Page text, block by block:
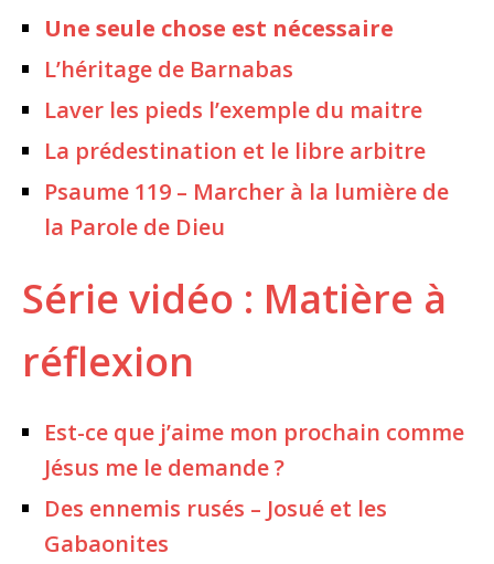
Une seule chose est nécessaire
L’héritage de Barnabas
Laver les pieds l’exemple du maitre
La prédestination et le libre arbitre
Psaume 119 – Marcher à la lumière de
la Parole de Dieu
Série vidéo : Matière à
réflexion
Est-ce que j’aime mon prochain comme
Jésus me le demande ?
Des ennemis rusés – Josué et les
Gabaonites